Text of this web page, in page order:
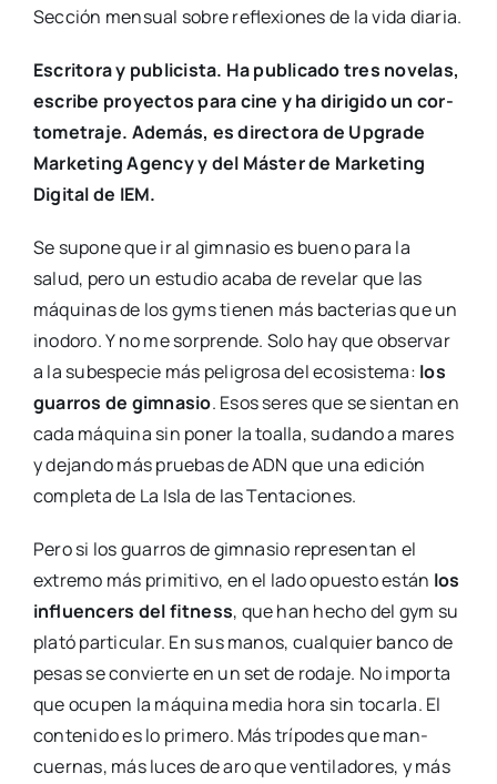
Sec­ción men­sual sobre refle­xio­nes de la vida dia­ria.
Escri­to­ra y publi­cis­ta. Ha publi­ca­do tres nove­las,
escri­be pro­yec­tos para cine y ha diri­gi­do un cor­
to­me­tra­je. Ade­más, es direc­to­ra de Upgra­de
Mar­ke­ting Agency y del Más­ter de Mar­ke­ting
Digi­tal de IEM.
Se supo­ne que ir al gim­na­sio es bueno para la
salud, pero un estu­dio aca­ba de reve­lar que las
máqui­nas de los gyms tie­nen más bac­te­rias que un
inodo­ro. Y no me sor­pren­de. Solo hay que obser­var
a la sub­es­pe­cie más peli­gro­sa del eco­sis­te­ma: los
gua­rros de gim­na­sio. Esos seres que se sien­tan en
cada máqui­na sin poner la toa­lla, sudan­do a mares
y dejan­do más prue­bas de ADN que una edi­ción
com­ple­ta de La Isla de las Ten­ta­cio­nes.
Pero si los gua­rros de gim­na­sio repre­sen­tan el
extre­mo más pri­mi­ti­vo, en el lado opues­to están los
influen­cers del fit­ness, que han hecho del gym su
pla­tó par­ti­cu­lar. En sus manos, cual­quier ban­co de
pesas se con­vier­te en un set de roda­je. No impor­ta
que ocu­pen la máqui­na media hora sin tocar­la. El
con­te­ni­do es lo pri­me­ro. Más trí­po­des que man­
cuer­nas, más luces de aro que ven­ti­la­do­res, y más